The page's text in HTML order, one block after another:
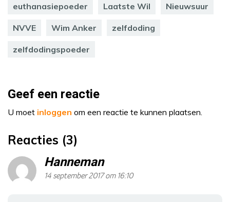
euthanasiepoeder Laatste Wil Nieuwsuur
NVVE Wim Anker zelfdoding
zelfdodingspoeder
Geef een reactie
U moet inloggen om een reactie te kunnen plaatsen.
Reacties (3)
Hanneman
14 september 2017 om 16:10